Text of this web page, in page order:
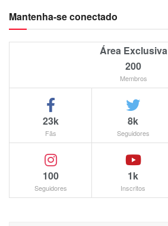
Mantenha-se conectado
Área Exclusiva
200
Membros
23k
Fãs
8k
Seguidores
100
Seguidores
1k
Inscritos